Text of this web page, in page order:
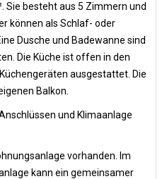
Sie besteht aus 5 Zimmern und
können als Schlaf- oder
Dusche und Badewanne sind
Die Küche ist offen in den
ausgestattet. Die
Balkon.
und Klimaanlage
vorhanden. Im
kann ein gemeinsamer